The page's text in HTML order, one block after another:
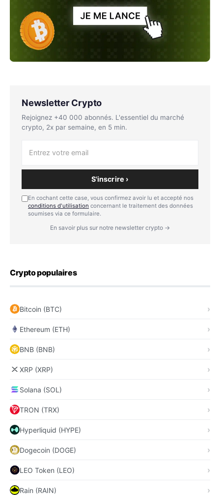
Newsletter Crypto
Rejoignez +40 000 abonnés. L'essentiel du marché
crypto, 2x par semaine, en 5 min.
S'inscrire ›
En cochant cette case, vous confirmez avoir lu et accepté nos
conditions d'utilisation concernant le traitement des données
soumises via ce formulaire.
En savoir plus sur notre newsletter crypto →
Crypto populaires
Bitcoin (BTC)
Ethereum (ETH)
BNB (BNB)
XRP (XRP)
Solana (SOL)
TRON (TRX)
Hyperliquid (HYPE)
Dogecoin (DOGE)
LEO Token (LEO)
Rain (RAIN)